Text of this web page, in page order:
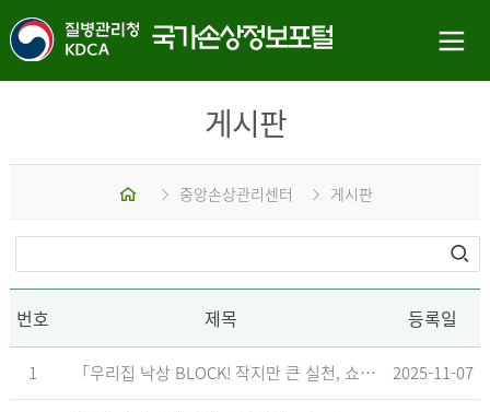
게시판
중앙손상관리센터 게시판
번호 제목 등록일
1 「우리집 낙상 BLOCK! 작지만 큰 실천, 쇼츠 챌린지」 수상작 발표 2025-11-07